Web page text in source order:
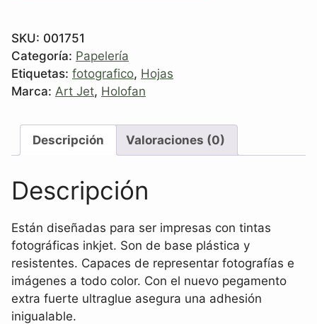
SKU: 001751
Categoría: Papelería
Etiquetas: fotografico, Hojas
Marca: Art Jet, Holofan
Descripción Valoraciones (0)
Descripción
Están diseñadas para ser impresas con tintas
fotográficas inkjet. Son de base plástica y
resistentes. Capaces de representar fotografías e
imágenes a todo color. Con el nuevo pegamento
extra fuerte ultraglue asegura una adhesión
inigualable.